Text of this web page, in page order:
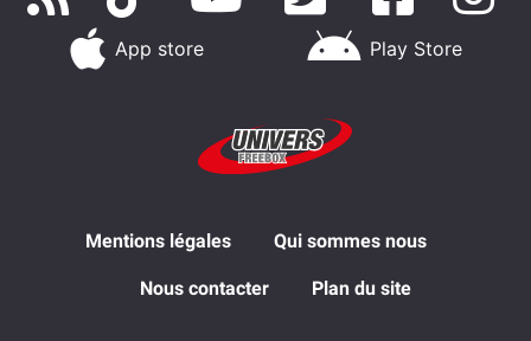
App store Play Store
Mentions légales Qui sommes nous
Nous contacter Plan du site